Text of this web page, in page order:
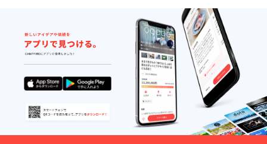
のご利
用は繁
忙期な
どには
ご要望
にお応
えでき
ない場
合がご
ざいま
す。
・会
員権の
有効期
が必須
となり
ます
※必ず会
員本人
が同席
でない
と来店
不可と
させて
いただ
きます
※代理
での来
します
③二回
目以
降、会
員専用
サイト
からご
予約と
なりま
す。
※予約の
際は会
員番号
必須と